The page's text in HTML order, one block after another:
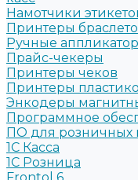
Намотчики
Принтеры
Ручные
Прайс-чекеры
Принтеры чеков
Принтеры
Энкодеры
Программное
ПО для розничных
1C Касса
1С Розница